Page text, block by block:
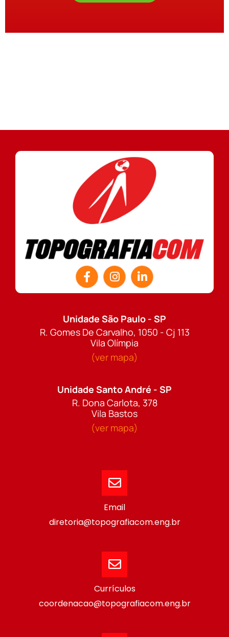
Unidade São Paulo - SP
R. Gomes De Carvalho, 1050 - Cj 113
Vila Olímpia
(ver mapa)
Unidade Santo André - SP
R. Dona Carlota, 378
Vila Bastos
(ver mapa)
Email
diretoria@topografiacom.eng.br
Currículos
coordenacao@topografiacom.eng.br